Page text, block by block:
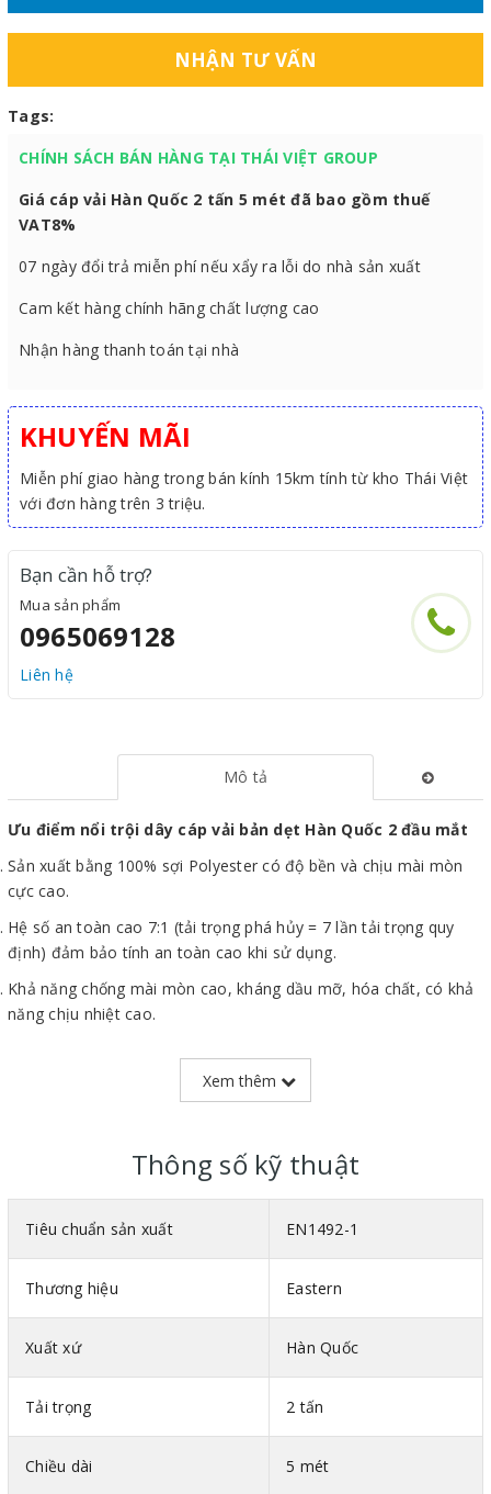
NHẬN TƯ VẤN
Tags:
CHÍNH SÁCH BÁN HÀNG TẠI THÁI VIỆT GROUP
Giá cáp vải Hàn Quốc 2 tấn 5 mét đã bao gồm thuế
VAT8%
07 ngày đổi trả miễn phí nếu xẩy ra lỗi do nhà sản xuất
Cam kết hàng chính hãng chất lượng cao
Nhận hàng thanh toán tại nhà
KHUYẾN MÃI
Miễn phí giao hàng trong bán kính 15km tính từ kho Thái Việt
với đơn hàng trên 3 triệu.
Bạn cần hỗ trợ?
Mua sản phẩm
0965069128
Liên hệ
Mô tả
Ưu điểm nổi trội dây cáp vải bản dẹt Hàn Quốc 2 đầu mắt
Sản xuất bằng 100% sợi Polyester có độ bền và chịu mài mòn
cực cao.
Hệ số an toàn cao 7:1 (tải trọng phá hủy = 7 lần tải trọng quy
định) đảm bảo tính an toàn cao khi sử dụng.
Khả năng chống mài mòn cao, kháng dầu mỡ, hóa chất, có khả
năng chịu nhiệt cao.
Có độ nhám trên bề mặt giúp chống trơn, trượt cực tốt.
Xem thêm
Thông số kỹ thuật
Tiêu chuẩn sản xuất EN1492-1
Thương hiệu Eastern
Xuất xứ Hàn Quốc
Tải trọng 2 tấn
Chiều dài 5 mét